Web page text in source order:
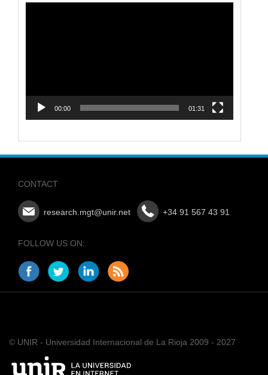
00:00 01:31
CONTACT
research.mgt@unir.net +34 91 567 43 91
FOLLOW US ON:
© UNIR - Universidad Internacional de La Rioja 2009 - 2027